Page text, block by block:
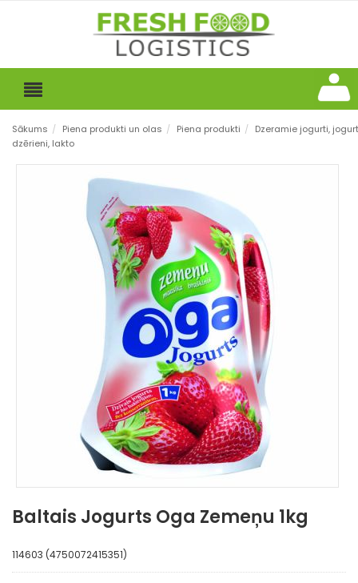
Sākums / Piena produkti un olas / Piena produkti / Dzeramie jogurti,
dzērieni, lakto
Baltais Jogurts Oga Zemeņu 1kg
114603 (4750072415351)